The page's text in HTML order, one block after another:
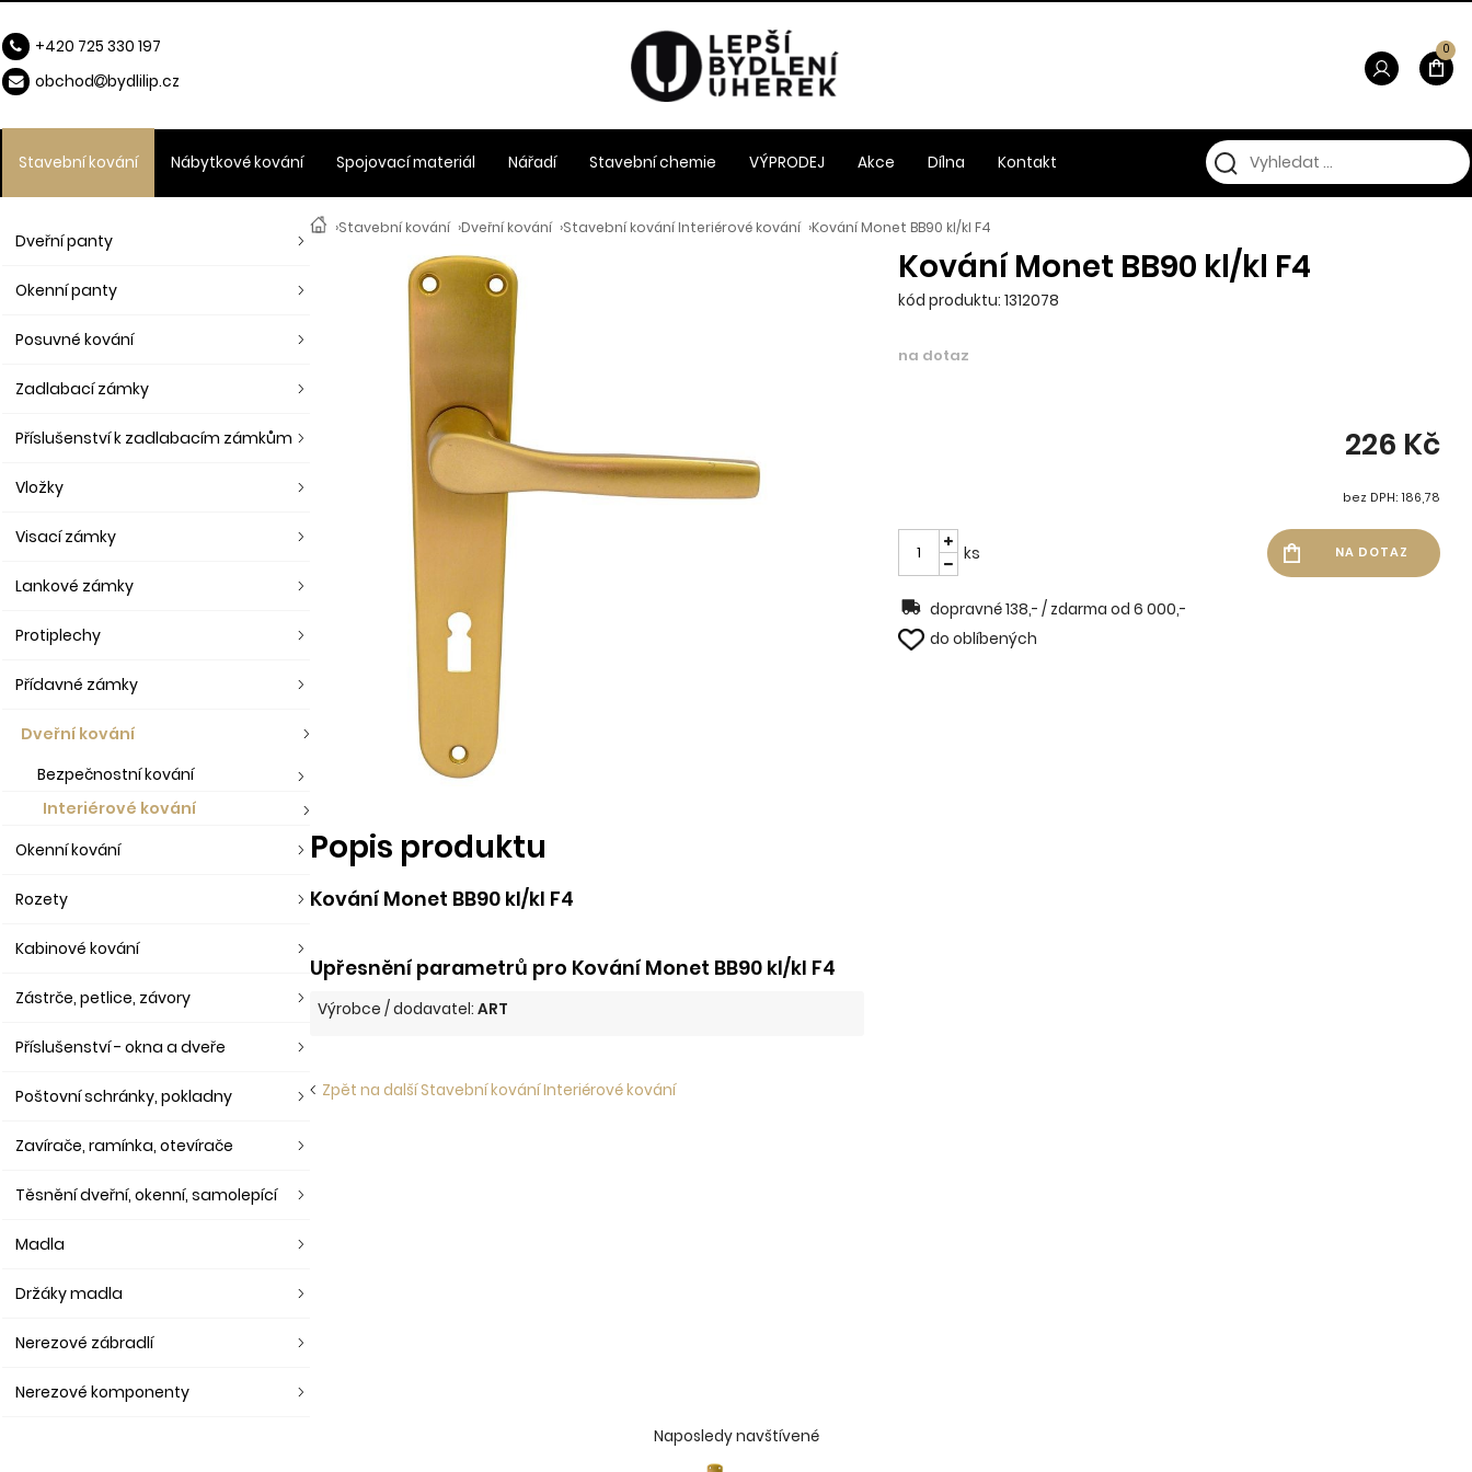
›Stavební kování ›Dveřní kování ›Stavební kování Interiérové kování ›Kování Monet BB90 kl/kl F4
Kování Monet BB90 kl/kl F4
kód produktu: 1312078
na dotaz
226 Kč
bez DPH: 186,78
ks
dopravné 138,- / zdarma od 6 000,-
do oblíbených
Popis produktu
Kování Monet BB90 kl/kl F4
Upřesnění parametrů pro Kování Monet BB90 kl/kl F4
Výrobce / dodavatel:ART
Zpět na další Stavební kování Interiérové kování
Dveřní panty
Okenní panty
Posuvné kování
Zadlabací zámky
Příslušenství k zadlabacím zámkům
Vložky
Visací zámky
Lankové zámky
Protiplechy
Přídavné zámky
Dveřní kování
Bezpečnostní kování
Interiérové kování
Okenní kování
Rozety
Kabinové kování
Zástrče, petlice, závory
Příslušenství - okna a dveře
Poštovní schránky, pokladny
Zavírače, ramínka, otevírače
Těsnění dveřní, okenní, samolepící
Madla
Držáky madla
Nerezové zábradlí
Nerezové komponenty
Stavební kování Nábytkové kování Spojovací materiál Nářadí Stavební chemie VÝPRODEJ Akce Dílna Kontakt
0
+420 725 330 197
obchod
bydlilip.cz
Naposledy navštívené